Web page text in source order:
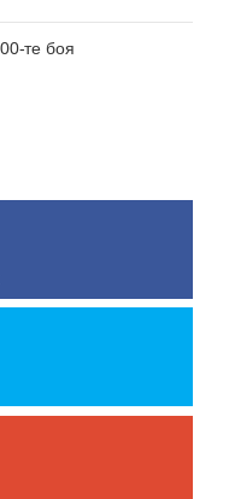
те боя